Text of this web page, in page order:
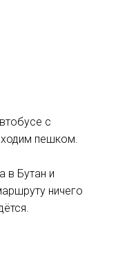
с
пешком.
в Бутан и
ничего